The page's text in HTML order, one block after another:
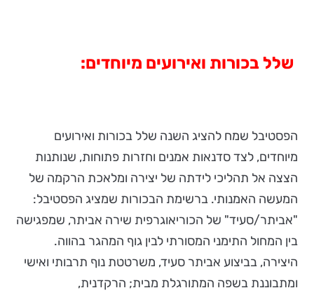
שלל בכורות ואירועים מיוחדים:
הפסטיבל שמח להציג השנה שלל בכורות ואירועים
מיוחדים, לצד סדנאות אמנים וחזרות פתוחות, שנותנות
הצצה אל תהליכי לידתה של יצירה ומלאכת הרקמה של
המעשה האמנותי. ברשימת הבכורות שמציג הפסטיבל:
"אביתר/סעיד" של הכוריאוגרפית שירה אביתר, שמפגישה
בין המחול התימני המסורתי לבין גוף המהגר בהווה.
היצירה, בביצוע אביתר סעיד, משרטטת נוף תרבותי ואישי
ומתבוננת בשפה המתורגלת מבית; הרקדנית,